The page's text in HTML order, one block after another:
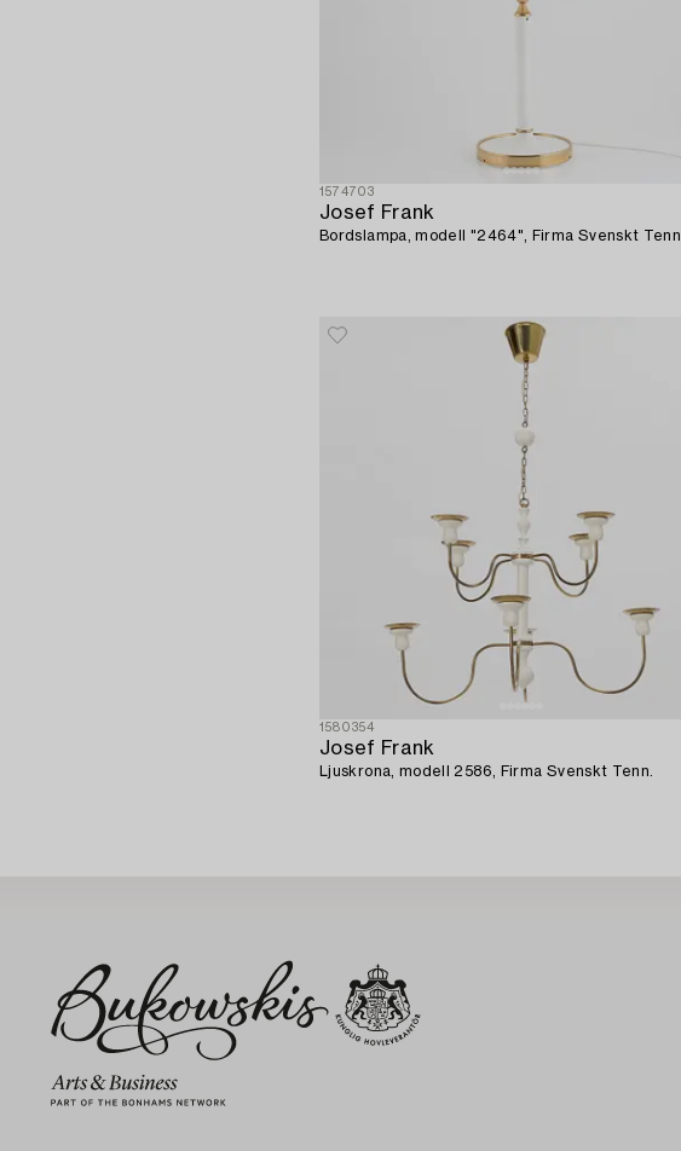
1574703
Josef Frank
Bordslampa, modell "2464", Firma Svenskt Tenn.
1580354
Josef Frank
Ljuskrona, modell 2586, Firma Svenskt Tenn.